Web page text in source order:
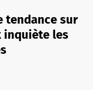
tendance sur
inquiète les